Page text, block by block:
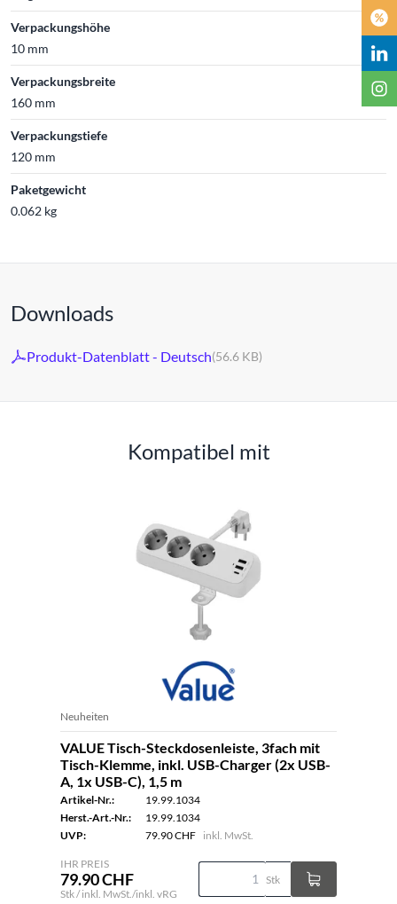
Verpackungshöhe
10 mm
Verpackungsbreite
160 mm
Verpackungstiefe
120 mm
Paketgewicht
0.062 kg
Downloads
Produkt-Datenblatt - Deutsch(56.6 KB)
Kompatibel mit
Neuheiten
VALUE Tisch-Steckdosenleiste, 3fach mit
Tisch-Klemme, inkl. USB-Charger (2x USB-
A, 1x USB-C), 1,5 m
Artikel-Nr.:
19.99.1034
Herst.-Art.-Nr.:
19.99.1034
UVP:
79.90 CHF inkl. MwSt.
IHR PREIS
79.90 CHF
Stk / inkl. MwSt./inkl. vRG
Stk